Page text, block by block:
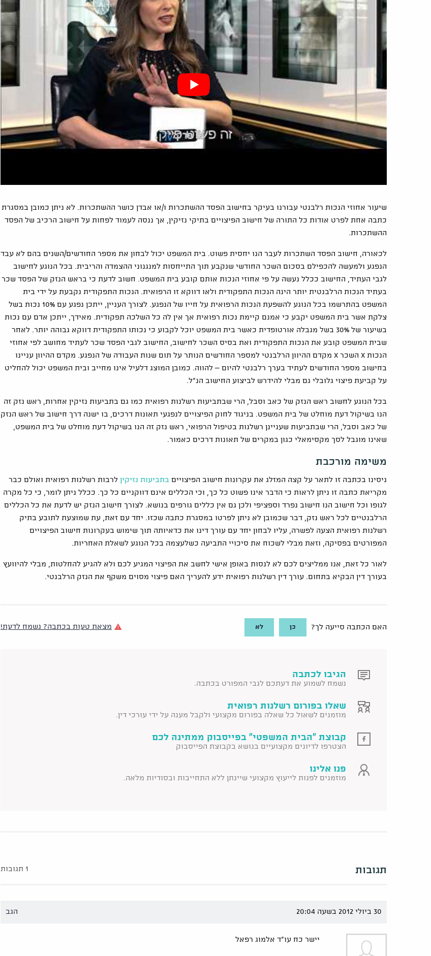
שיעור אחוזי הנכות רלבנטי עבורנו בעיקר בחישוב הפסד ההשתכרות ו/או אבדן כושר ההשתכרות. לא ניתן כמובן במסגרת
כתבה אחת לפרט אודות כל התורה של חישוב הפיצויים בתיקי נזיקין, אך ננסה לעמוד לפחות על חישוב הרכיב של הפסד
ההשתכרות.
לכאורה, חישוב הפסד השתכרות לעבר הנו יחסית פשוט. בית המשפט יכול לבחון את מספר החודשים/השנים בהם לא עבד
הנפגע ולמעשה להכפילם בסכום השכר החודשי שנקבע תוך התייחסות למנגנוני ההצמדה והריבית. בכל הנוגע לחישוב
לגבי העתיד, החישוב ככלל נעשה על פי אחוזי הנכות אותם קובע בית המשפט. חשוב לדעת כי בראש הנזק של הפסד שכר
בעתיד הנכות הרלבנטית יותר הינה הנכות התפקודית ולאו דווקא זו הרפואית. הנכות התפקודית נקבעת על ידי בית
המשפט בהתרשמו בכל הנוגע להשפעת הנכות הרפואית על חייו של הנפגע. לצורך העניין, ייתכן נפגע עם 10% נכות בשל
צלקת אשר בית המשפט יקבע כי אמנם קיימת נכות רפואית אך אין לה כל השלכה תפקודית. מאידך, ייתכן אדם עם נכות
בשיעור של 30% בשל מגבלה אורטופדית כאשר בית המשפט יוכל לקבוע כי נכותו התפקודית דווקא גבוהה יותר. לאחר
שבית המשפט קובע את הנכות התפקודית ואת בסיס השכר לחישוב, החישוב לגבי הפסד שכר לעתיד מחושב לפי אחוזי
הנכות X השכר X מקדם ההיוון הרלבנטי למספר החודשים הנותר על תום שנות העבודה של הנפגע. מקדם ההיוון עניינו
בחישוב מספר החודשים לעתיד בערך רלבנטי להיום – להווה. כמובן המוצג דלעיל אינו מחייב ובית המשפט יכול להחליט
על קביעת פיצוי גלובלי גם מבלי להידרש לביצוע החישוב הנ"ל.
בכל הנוגע לחשוב ראש הנזק של כאב וסבל, הרי שבתביעות רשלנות רפואית כמו גם בתביעות נזיקין אחרות, ראש נזק זה
הנו בשיקול דעת מוחלט של בית המשפט. בניגוד לחוק הפיצויים לנפגעי תאונות דרכים, בו ישנה דרך חישוב של ראש הנזק
של כאב וסבל, הרי שבתביעות שעניינן רשלנות בטיפול הרפואי, ראש נזק זה הנו בשיקול דעת מוחלט של בית המשפט,
שאינו מוגבל לסך מקסימאלי כגון במקרים של תאונות דרכים כאמור.
משימה מורכבת
ניסינו בכתבה זו לתאר על קצה המזלג את עקרונות חישוב הפיצויים בתביעות נזיקין לרבות רשלנות רפואית ואולם כבר
מקריאת כתבה זו ניתן לראות כי הדבר אינו פשוט כל כך, וכי הכללים אינם דווקניים כל כך. ככלל ניתן לומר, כי כל מקרה
לגופו וכל חישוב הנו חישוב נפרד וספציפי ולכן גם אין כללים גורפים בנושא. לצורך חישוב הנזק יש לדעת את כל הכללים
הרלבנטיים לכל ראש נזק, דבר שכמובן לא ניתן לפרטו במסגרת כתבה שכזו. יחד עם זאת, עת שמוצעת לתובע בתיק
רשלנות רפואית הצעה לפשרה, עליו לבחון יחד עם עורך דינו את כדאיותה תוך שימוש בעקרונות חישוב הפיצויים
המפורטים בפסיקה, וזאת מבלי לשכוח את סיכויי התביעה כשלעצמה בכל הנוגע לשאלת האחריות.
לאור כל זאת, אנו ממליצים לכם לא לנסות באופן אישי לחשב את הפיצוי המגיע לכם ולא להגיע להחלטות, מבלי להיוועץ
בעורך דין הבקיא בתחום. עורך דין רשלנות רפואית ידע להעריך האם פיצוי מסוים משקף את הנזק הרלבנטי.
האם הכתבה סייעה לך? כן לא מצאת טעות בכתבה? נשמח לדעת!
הגיבו לכתבה
נשמח לשמוע את דעתכם לגבי המפורט בכתבה.
שאלו בפורום רשלנות רפואית
מוזמנים לשאול כל שאלה בפורום מקצועי ולקבל מענה על ידי עורכי דין.
קבוצת "הבית המשפטי" בפייסבוק ממתינה לכם
הצטרפו לדיונים מקצועיים בנושא בקבוצת הפייסבוק
פנו אלינו
מוזמנים לפנות לייעוץ מקצועי שיינתן ללא התחייבות ובסודיות מלאה.
תגובות 1 תגובות
30 ביולי 2012 בשעה 20:04 הגב
יישר כח עו"ד אלמוג רפאל